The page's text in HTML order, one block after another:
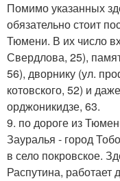
Помимо указанных
обязательно стоит
Тюмени. В их число
Свердлова, 25),
56), дворнику (ул.
котовского, 52) и
орджоникидзе, 63.
9. по дороге из
Зауралья - город
в село покровское.
Распутина,